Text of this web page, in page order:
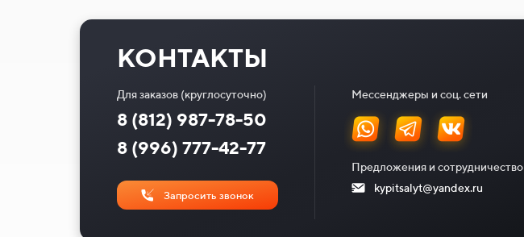
КОНТАКТЫ
Для заказов (круглосуточно)
8 (996) 777-42-77
8 (812) 987-78-50
Запросить звонок
Мессенджеры и соц. сети
Предложения и сотрудничество
kypitsalyt@yandex.ru